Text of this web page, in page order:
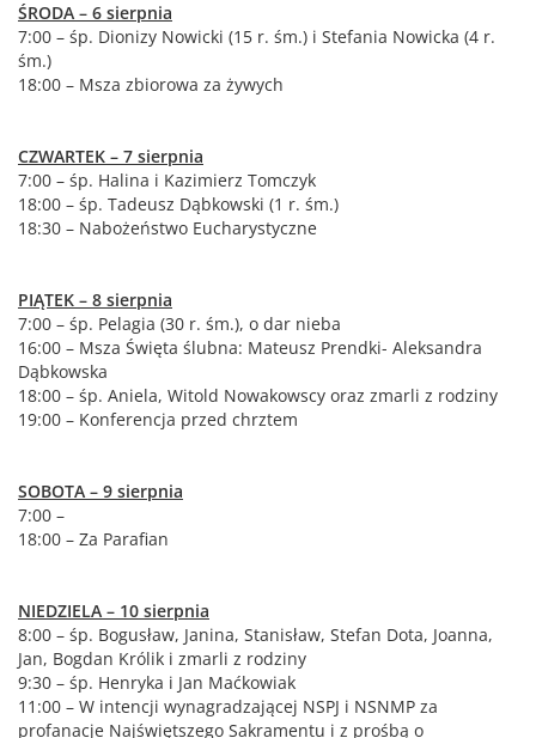
ŚRODA – 6 sierpnia
7:00 – śp. Dionizy Nowicki (15 r. śm.) i Stefania Nowicka (4 r.
śm.)
18:00 – Msza zbiorowa za żywych
CZWARTEK – 7 sierpnia
7:00 – śp. Halina i Kazimierz Tomczyk
18:00 – śp. Tadeusz Dąbkowski (1 r. śm.)
18:30 – Nabożeństwo Eucharystyczne
PIĄTEK – 8 sierpnia
7:00 – śp. Pelagia (30 r. śm.), o dar nieba
16:00 – Msza Święta ślubna: Mateusz Prendki- Aleksandra
Dąbkowska
18:00 – śp. Aniela, Witold Nowakowscy oraz zmarli z rodziny
19:00 – Konferencja przed chrztem
SOBOTA – 9 sierpnia
7:00 –
18:00 – Za Parafian
NIEDZIELA – 10 sierpnia
8:00 – śp. Bogusław, Janina, Stanisław, Stefan Dota, Joanna,
Jan, Bogdan Królik i zmarli z rodziny
9:30 – śp. Henryka i Jan Maćkowiak
11:00 – W intencji wynagradzającej NSPJ i NSNMP za
profanacje Najświętszego Sakramentu i z prośbą o